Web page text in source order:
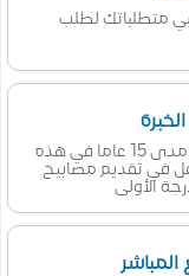
متطلباتك لطلب
الثقة في خبرتنا المتراكمة على مدى 15 عاما في هذه
في تقديم مصابيح